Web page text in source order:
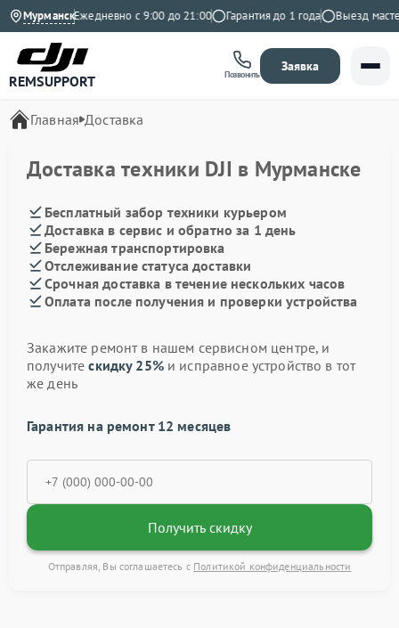
Мурманск
Яндекс Ежедневно с 9:00 до 21:00 Гарантия до 1 года Выезд
REMSUPPORT Позвонить
Заявка
Главная Доставка
Доставка техники DJI в Мурманске
Бесплатный забор техники курьером
Доставка в сервис и обратно за 1 день
Бережная транспортировка
Отслеживание статуса доставки
Срочная доставка в течение нескольких часов
Оплата после получения и проверки устройства
Закажите ремонт в нашем сервисном центре, и
получитескидку 25%и исправное устройство в тот
же день
Гарантия на ремонт 12 месяцев
Получить скидку
Отправляя, Вы соглашаетесь с Политикой конфиденциальности